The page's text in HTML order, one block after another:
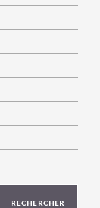
RECHERCHER